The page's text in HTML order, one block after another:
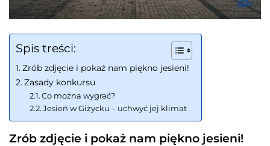
Spis treści:
Zrób zdjęcie i pokaż nam piękno jesieni!
Zasady konkursu
Co można wygrać?
Jesień w Giżycku – uchwyć jej klimat
Zrób zdjęcie i pokaż nam piękno jesieni!